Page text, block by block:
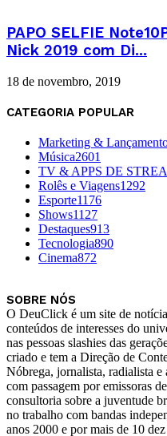
PAPO SELFIE
Nick 2019 com Di...
18 de novembro, 2019
CATEGORIA POPULAR
Marketing &
Música2601
TV & APPS DE
Rolês e Viagens1292
Esporte1176
Shows1127
Destaques913
Tecnologia890
Cinema872
SOBRE NÓS
O DeuClick é um site de
conteúdos de interesses do
nas pessoas slashies das
criado e tem a Direção de
Nóbrega, jornalista, radialista e
com passagem por emissoras
consultoria sobre a juventude
no trabalho com bandas
anos 2000 e por mais de 10